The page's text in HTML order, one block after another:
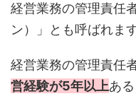
経営業務の管理責任
ン）」とも呼ばれます
経営業務の管理責任
営経験が5年以上あ